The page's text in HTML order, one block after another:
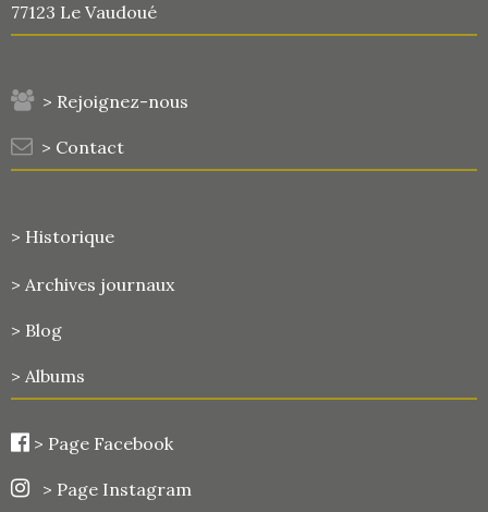
77123 Le Vaudoué
> Rejoignez-nous
> Contact
> Historique
> Archives journaux
> Blog
> Albums
> Page Facebook
> Page Instagram